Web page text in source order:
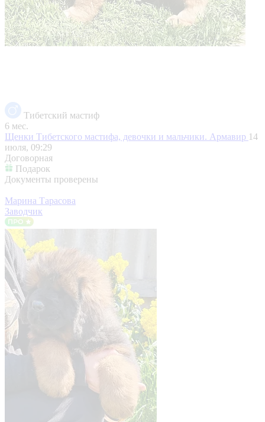
Тибетский мастиф
6 мес.
Щенки Тибетского мастифа, девочки и мальчики. Армавир 14
июля, 09:29
Договорная
Подарок
Документы проверены
Марина Тарасова
Заводчик